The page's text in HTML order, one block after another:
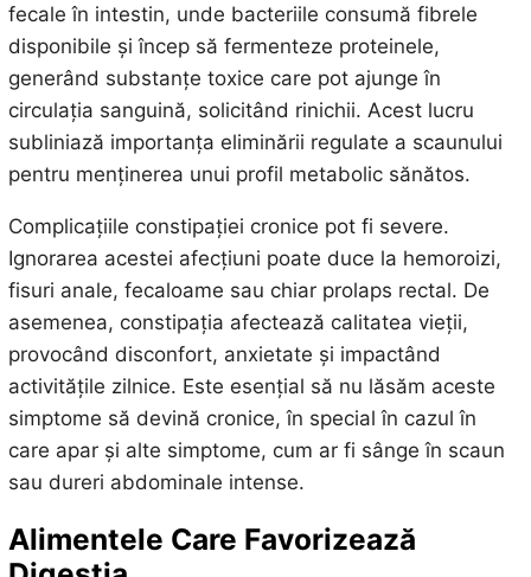
fecale în intestin, unde bacteriile consumă fibrele
disponibile și încep să fermenteze proteinele,
generând substanțe toxice care pot ajunge în
circulația sanguină, solicitând rinichii. Acest lucru
subliniază importanța eliminării regulate a scaunului
pentru menținerea unui profil metabolic sănătos.
Complicațiile constipației cronice pot fi severe.
Ignorarea acestei afecțiuni poate duce la hemoroizi,
fisuri anale, fecaloame sau chiar prolaps rectal. De
asemenea, constipația afectează calitatea vieții,
provocând disconfort, anxietate și impactând
activitățile zilnice. Este esențial să nu lăsăm aceste
simptome să devină cronice, în special în cazul în
care apar și alte simptome, cum ar fi sânge în scaun
sau dureri abdominale intense.
Alimentele Care Favorizează